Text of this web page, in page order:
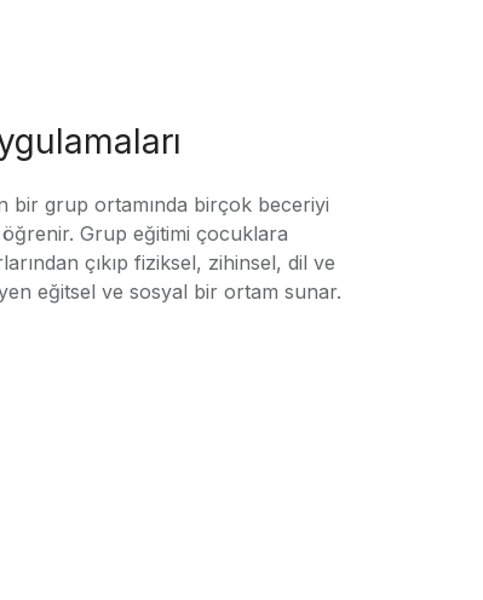
bir grup ortamında birçok beceriyi
öğrenir. Grup eğitimi çocuklara
çıkıp fiziksel, zihinsel, dil ve
eğitsel ve sosyal bir ortam sunar.